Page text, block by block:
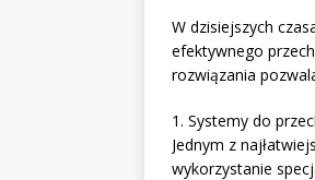
W dzisiejszych
efektywnego
rozwiązania
1. Systemy do
Jednym z
wykorzystanie